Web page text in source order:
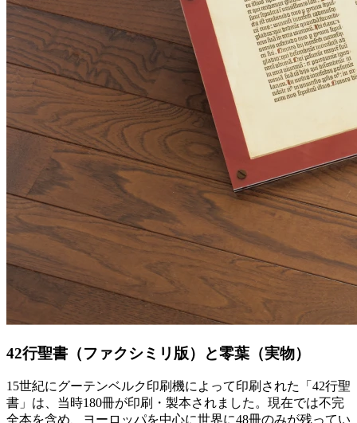
42行聖書（ファクシミリ版）と零葉（実物）
15世紀にグーテンベルク印刷機によって印刷された「42行聖
書」は、当時180冊が印刷・製本されました。現在では不完
全本を含め、ヨーロッパを中心に世界に48冊のみが残ってい